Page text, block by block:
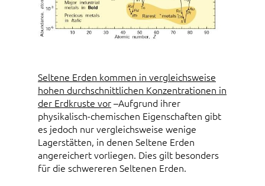
Seltene Erden kommen in vergleichsweise
hohen durchschnittlichen Konzentrationen in
der Erdkruste vor–Aufgrund ihrer
physikalisch-chemischen Eigenschaften gibt
es jedoch nur vergleichsweise wenige
Lagerstätten, in denen Seltene Erden
angereichert vorliegen. Dies gilt besonders
für die schwereren Seltenen Erden.